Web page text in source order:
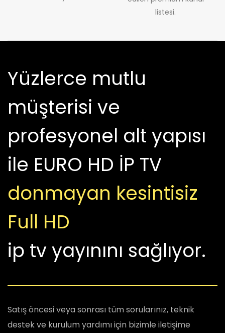
listesi.
Yüzlerce mutlu
müşterisi ve
profesyonel alt yapısı
ile EURO HD İP TV
donmayan kesintisiz
Full HD
ip tv yayınını sağlıyor.
Satış öncesi veya sonrası tüm sorularınız, teknik
destek ve kurulum yardımı için bizimle iletişime